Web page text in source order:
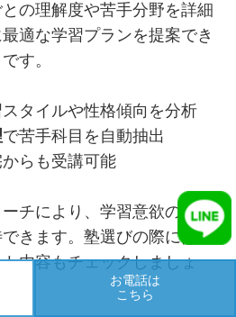
お電話は
こちら
の理解度や苦手分野を詳細
適な学習プランを提案でき
す。
タイルや性格傾向を分析
で苦手科目を自動抽出
らも受講可能
チにより、学習意欲の向上
きます。塾選びの際には、
内容もチェックしましょ